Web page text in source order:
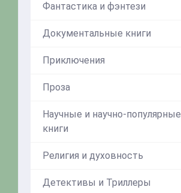
Фантастика и фэнтези
Документальные книги
Приключения
Проза
Научные и научно-популярные
книги
Религия и духовность
Детективы и Триллеры